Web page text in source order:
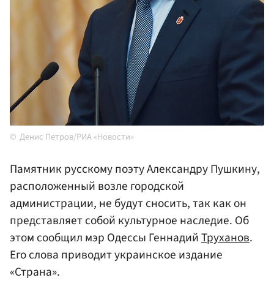
Денис Петров/РИА «Новости»
Памятник русскому поэту Александру Пушкину,
расположенный возле городской
администрации, не будут сносить, так как он
представляет собой культурное наследие. Об
этом сообщил мэр Одессы ГеннадийТруханов.
Его слова приводит украинское издание
«Страна».